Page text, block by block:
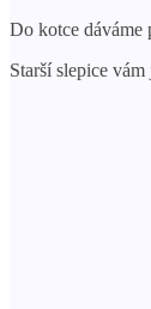
Do kotce dáváme
Starší slepice